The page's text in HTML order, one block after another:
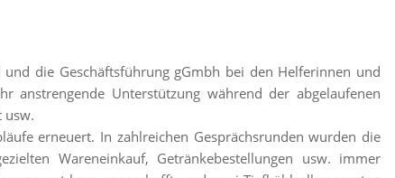
die Geschäftsführung gGmbh bei den Helferinnen und
Unterstützung während der abgelaufenen
usw.
erneuert. In zahlreichen Gesprächsrunden wurden die
Wareneinkauf, Getränkebestellungen usw. immer